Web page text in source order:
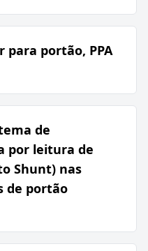
portão, PPA
de
por leitura de
Shunt) nas
de portão